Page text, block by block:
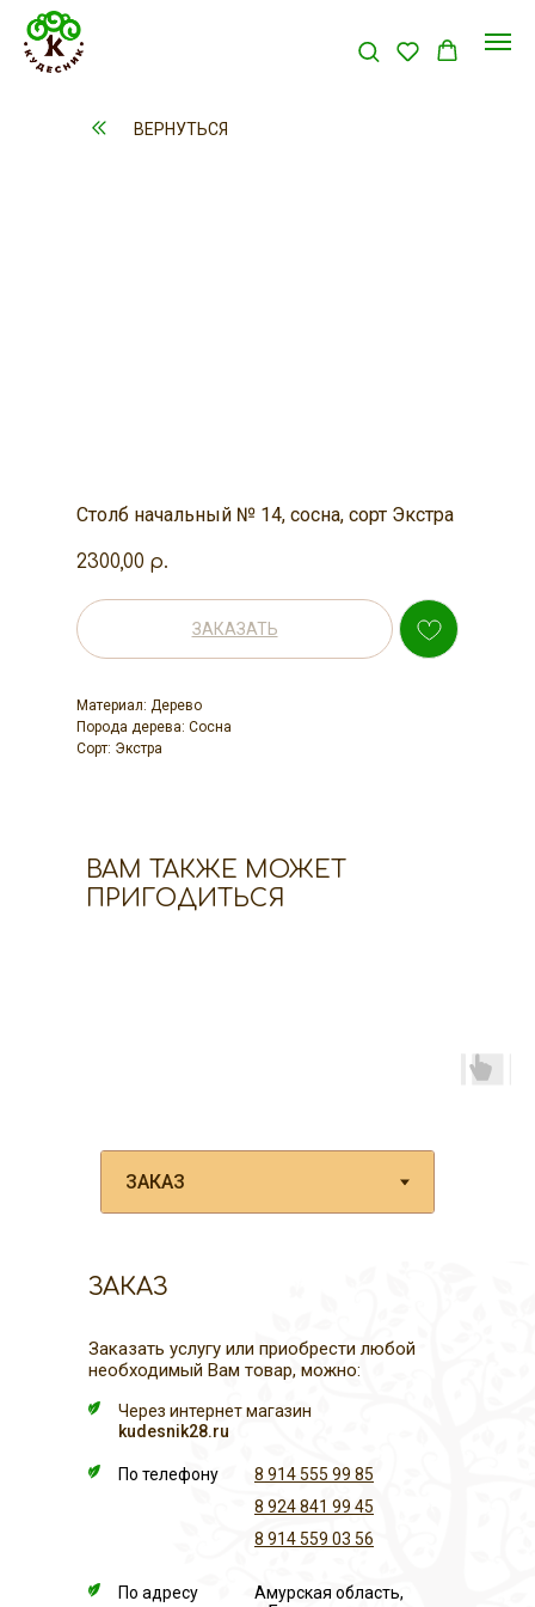
ВЕРНУТЬСЯ
Столб начальный № 14, сосна, сорт Экстра
2300,00 р.
ЗАКАЗАТЬ
Материал: Дерево
Порода дерева: Сосна
Сорт: Экстра
ВАМ ТАКЖЕ МОЖЕТ
ПРИГОДИТЬСЯ
ЗАКАЗ
Амурская область,
8 914 555 99 85
8 924 841 99 45
По телефону
По адресу
8 914 559 03 56
Через интернет магазин
kudesnik28.ru
Заказать услугу или приобрести любой
необходимый Вам товар, можно: